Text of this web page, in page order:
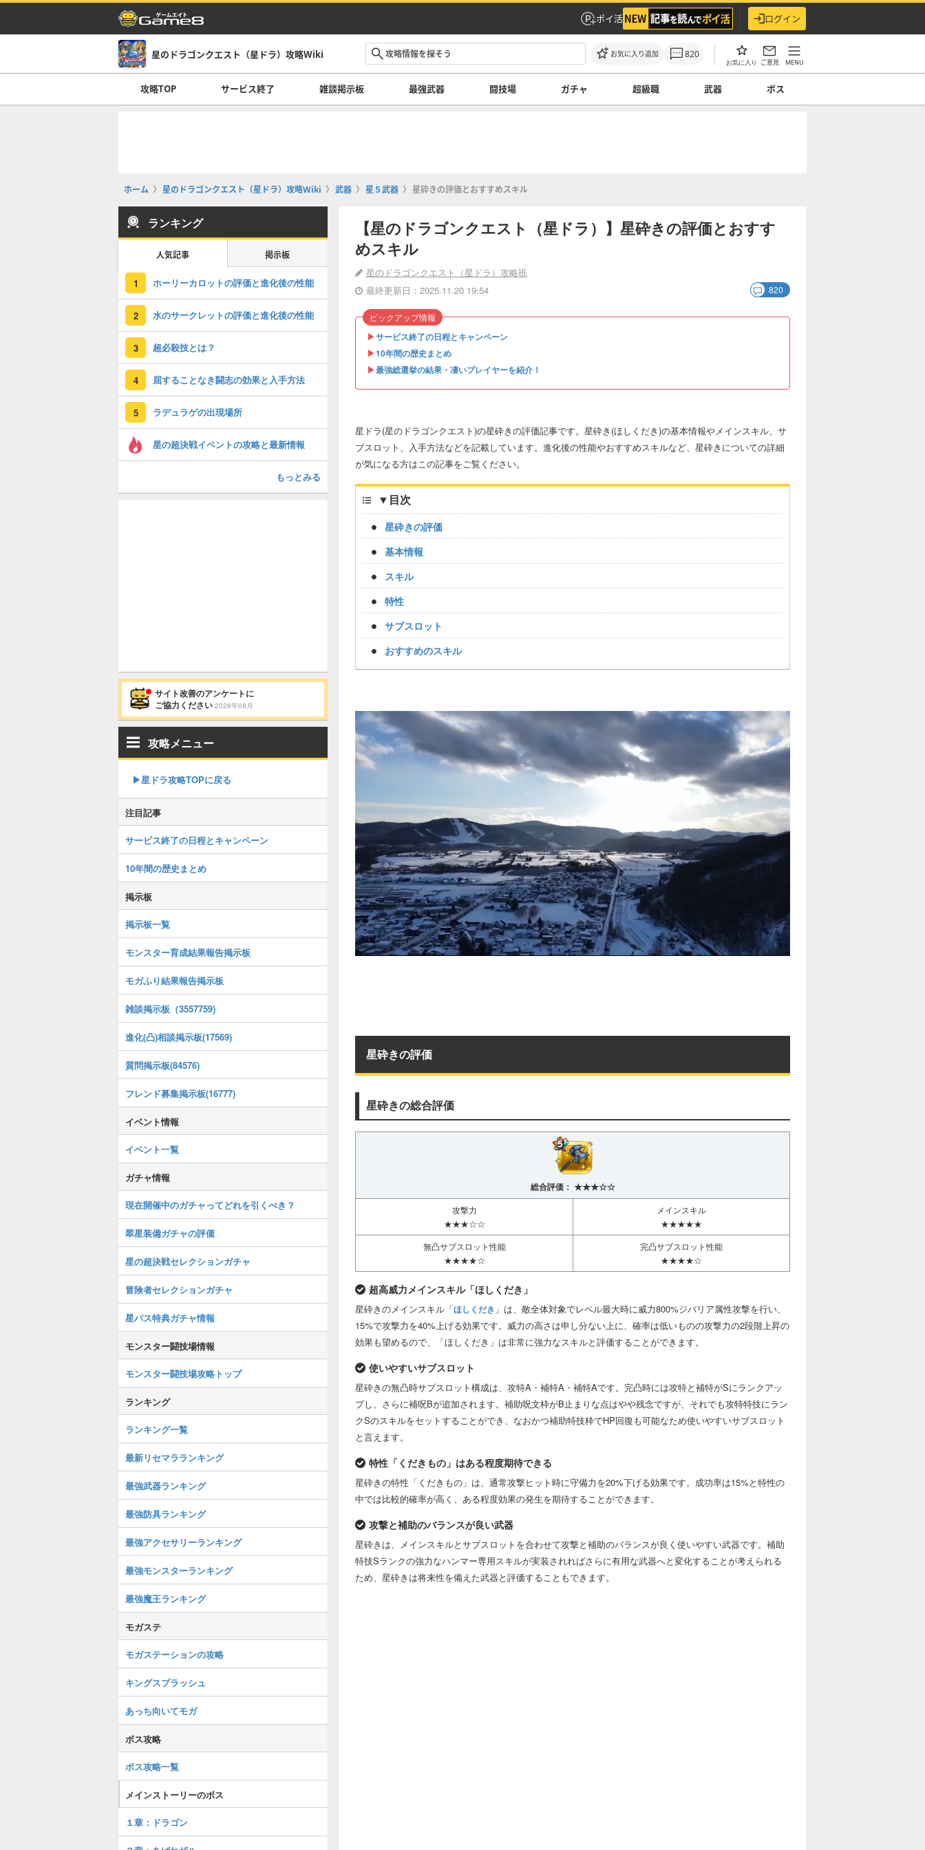
ポイ活 ログイン
星のドラゴンクエスト（星ドラ）攻略Wiki お気に入り追加 820
お気に入り ご意見 MENU
攻略TOP サービス終了 雑談掲示板 最強武器 闘技場 ガチャ 超級職 武器 ボス
ホーム 星のドラゴンクエスト（星ドラ）攻略Wiki 武器 星５武器 星砕きの評価とおすすめスキル
【星のドラゴンクエスト（星ドラ）】星砕きの評価とおすす
めスキル
星のドラゴンクエスト（星ドラ）攻略班
最終更新日：2025.11.20 19:54
820
▶︎サービス終了の日程とキャンペーン
▶︎10年間の歴史まとめ
▶︎最強総選挙の結果・凄いプレイヤーを紹介！
ピックアップ情報
星ドラ(星のドラゴンクエスト)の星砕きの評価記事です。星砕き(ほしくだき)の基本情報やメインスキル、サ
ブスロット、入手方法などを記載しています。進化後の性能やおすすめスキルなど、星砕きについての詳細
が気になる方はこの記事をご覧ください。
▼ 目次
星砕きの評価
基本情報
スキル
特性
サブスロット
おすすめのスキル
星砕きの評価
星砕きの総合評価
総合評価： ★★★☆☆
攻撃力
★★★☆☆
メインスキル
★★★★★
無凸サブスロット性能
★★★★☆
完凸サブスロット性能
★★★★☆
超高威力メインスキル「ほしくだき」
星砕きのメインスキル「ほしくだき 」は、敵全体対象でレベル最大時に威力800%ジバリア属性攻撃を行い、
15%で攻撃力を40%上げる効果です。威力の高さは申し分ない上に、確率は低いものの攻撃力の2段階上昇の
効果も望めるので、「ほしくだき」は非常に強力なスキルと評価することができます。
使いやすいサブスロット
星砕きの無凸時サブスロット構成は、攻特A・補特A・補特Aです。完凸時には攻特と補特がSにランクアッ
プし、さらに補呪Bが追加されます。補助呪文枠がB止まりな点はやや残念ですが、それでも攻特特技にラン
クSのスキルをセットすることができ、なおかつ補助特技枠でHP回復も可能なため使いやすいサブスロット
と言えます。
特性「くだきもの」はある程度期待できる
星砕きの特性「くだきもの」は、通常攻撃ヒット時に守備力を20%下げる効果です。成功率は15%と特性の
中では比較的確率が高く、ある程度効果の発生を期待することができます。
攻撃と補助のバランスが良い武器
星砕きは、メインスキルとサブスロットを合わせて攻撃と補助のバランスが良く使いやすい武器です。補助
特技Sランクの強力なハンマー専用スキルが実装されればさらに有用な武器へと変化することが考えられる
ため、星砕きは将来性を備えた武器と評価することもできます。
ランキング
人気記事 掲示板
1 ホーリーカロットの評価と進化後の性能
2 水のサークレットの評価と進化後の性能
3 超必殺技とは？
4 屈することなき闘志の効果と入手方法
5 ラデュラゲの出現場所
星の超決戦イベントの攻略と最新情報
もっとみる
サイト改善のアンケートに
ご協力ください 2026年08月
攻略メニュー
▶︎星ドラ攻略TOPに戻る
注目記事
サービス終了の日程とキャンペーン
10年間の歴史まとめ
掲示板
掲示板一覧
モンスター育成結果報告掲示板
モガふり結果報告掲示板
雑談掲示板（3557759)
進化(凸)相談掲示板(17569)
質問掲示板(84576)
フレンド募集掲示板(16777)
イベント情報
イベント一覧
ガチャ情報
現在開催中のガチャってどれを引くべき？
翠星装備ガチャの評価
星の超決戦セレクションガチャ
冒険者セレクションガチャ
星パス特典ガチャ情報
モンスター闘技場情報
モンスター闘技場攻略トップ
ランキング
ランキング一覧
最新リセマラランキング
最強武器ランキング
最強防具ランキング
最強アクセサリーランキング
最強モンスターランキング
最強魔王ランキング
モガステ
モガステーションの攻略
キングスプラッシュ
あっち向いてモガ
ボス攻略
ボス攻略一覧
メインストーリーのボス
１章：ドラゴン